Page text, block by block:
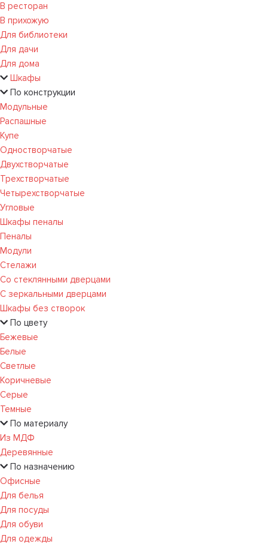
В ресторан
В прихожую
Для библиотеки
Для дачи
Для дома
Шкафы
По конструкции
Модульные
Распашные
Купе
Одностворчатые
Двухстворчатые
Трехстворчатые
Четырехстворчатые
Угловые
Шкафы пеналы
Пеналы
Модули
Стелажи
Со стеклянными дверцами
С зеркальными дверцами
Шкафы без створок
По цвету
Бежевые
Белые
Светлые
Коричневые
Серые
Темные
По материалу
Из МДФ
Деревянные
По назначению
Офисные
Для белья
Для посуды
Для обуви
Для одежды